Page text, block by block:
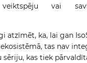
vai
atzīmēt, ka, lai gan
tas nav
kas tiek